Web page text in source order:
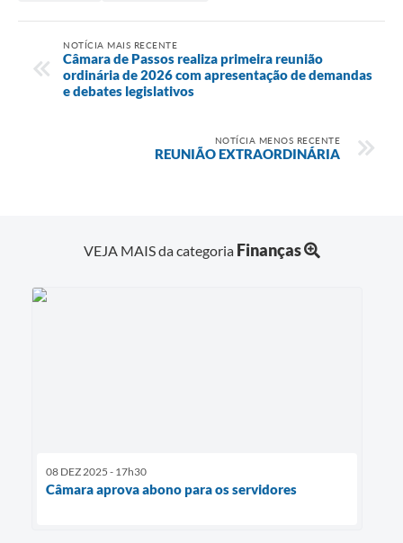
NOTÍCIA MAIS RECENTE
Câmara de Passos realiza primeira reunião
ordinária de 2026 com apresentação de demandas
e debates legislativos
NOTÍCIA MENOS RECENTE
REUNIÃO EXTRAORDINÁRIA
VEJA MAIS da categoria Finanças
08 DEZ 2025 - 17h30
Câmara aprova abono para os servidores